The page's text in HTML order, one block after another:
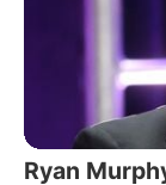
Ryan